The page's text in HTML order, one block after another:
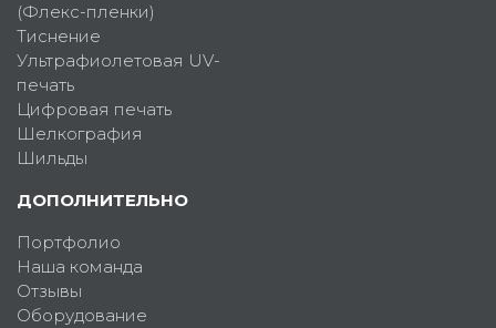
(Флекс-пленки)
Тиснение
Ультрафиолетовая UV-
печать
Цифровая печать
Шелкография
Шильды
ДОПОЛНИТЕЛЬНО
Портфолио
Наша команда
Отзывы
Оборудование